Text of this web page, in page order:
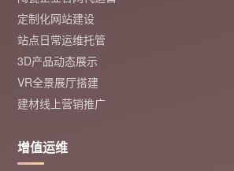
定制化网站建设
站点日常运维托管
3D产品动态展示
VR全景展厅搭建
建材线上营销推广
增值运维